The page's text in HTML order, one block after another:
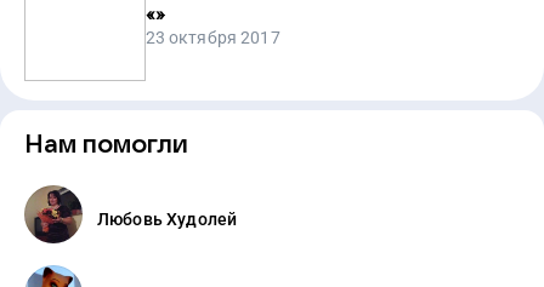
«»
23 октября 2017
Нам помогли
Любовь Худолей